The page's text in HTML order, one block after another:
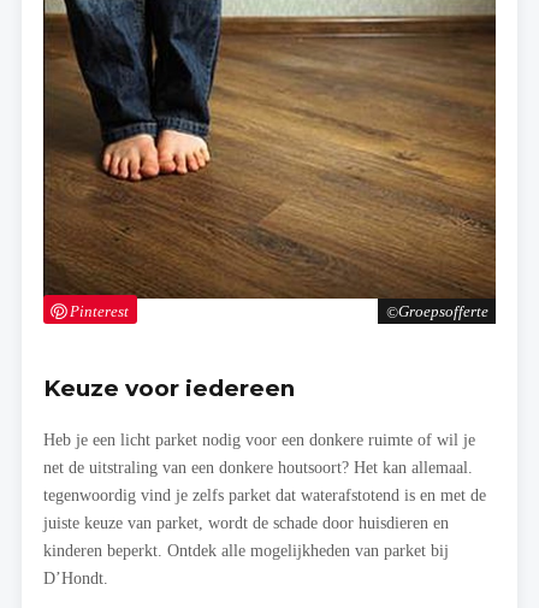
Groepsofferte
Pinterest
Keuze voor iedereen
Heb je een licht parket nodig voor een donkere ruimte of wil je
net de uitstraling van een donkere houtsoort? Het kan allemaal.
tegenwoordig vind je zelfs parket dat waterafstotend is en met de
juiste keuze van parket, wordt de schade door huisdieren en
kinderen beperkt. Ontdek alle mogelijkheden van parket bij
D’Hondt.